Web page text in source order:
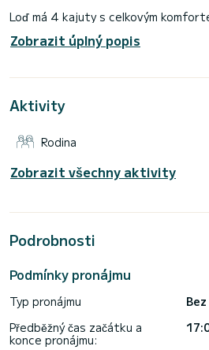
Loď má 4 kajuty s celkovým
bude vaším nejlepším přítelem při
na vodách Le Marin
This Bali 4.5 je vybavena 4
Tato loď je vybavena Hlavní plachtou
genoa. Má následující vybavení:
pronájmu, můžete poslat zprávu
Samboat. Poradce SamBoat odpoví
Zobrazit úplný popis
Aktivity
Rodina
Zobrazit všechny aktivity
Podrobnosti
Podmínky pronájmu
Typ pronájmu
Předběžný čas začátku a
konce pronájmu: